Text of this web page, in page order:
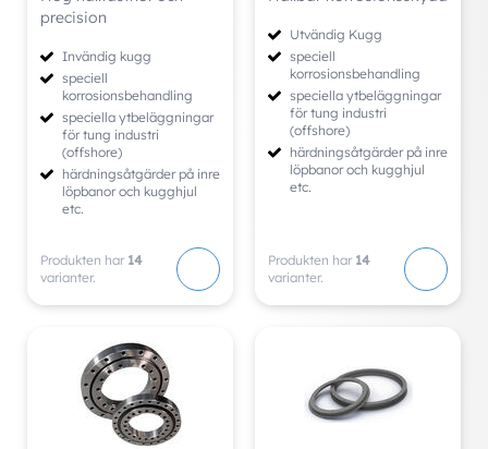
precision
Invändig kugg
speciell
korrosionsbehandling
speciella ytbeläggningar
för tung industri
(offshore)
härdningsåtgärder på inre
löpbanor och kugghjul
etc.
Produkten har 14
varianter.
Utvändig Kugg
speciell
korrosionsbehandling
speciella ytbeläggningar
för tung industri
(offshore)
härdningsåtgärder på inre
löpbanor och kugghjul
etc.
Produkten har 14
varianter.